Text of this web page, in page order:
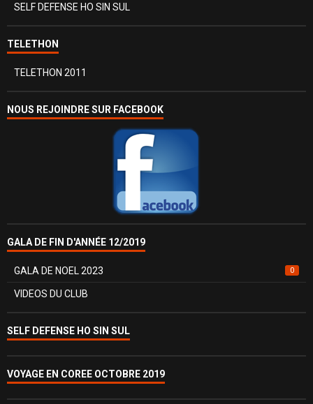
SELF DEFENSE HO SIN SUL
TELETHON
TELETHON 2011
NOUS REJOINDRE SUR FACEBOOK
GALA DE FIN D'ANNÉE 12/2019
GALA DE NOEL 2023 0
VIDEOS DU CLUB
SELF DEFENSE HO SIN SUL
VOYAGE EN COREE OCTOBRE 2019